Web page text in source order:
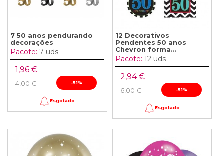
7 50 anos pendurando
decorações
Pacote: 7 uds
1,96 €
4,00 € -51%
Esgotado
12 Decorativos
Pendentes 50 anos
Chevron forma...
Pacote: 12 uds
2,94 €
6,00 € -51%
Esgotado